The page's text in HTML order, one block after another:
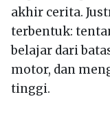
akhir cerita.
terbentuk:
belajar dari
motor, dan
tinggi.